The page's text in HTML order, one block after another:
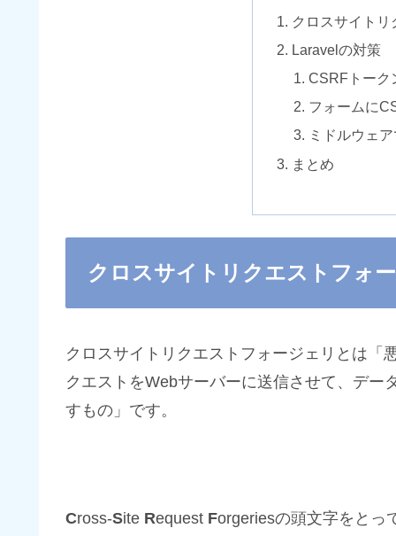
クロスサイト
Laravelの対策
CSRFトーク
フォームに
ミドルウェ
まとめ
クロスサイトリクエストフォ
クロスサイトリクエストフォージェリとは「
クエストをWebサーバーに送信させて、デ
すもの」です。
Cross-Site Request Forgeriesの頭文字をとっ